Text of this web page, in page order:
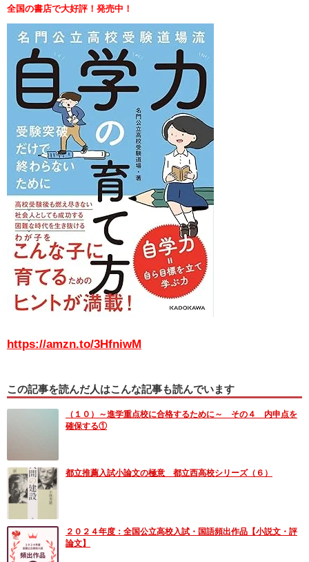
全国の書店で大好評！発売中！
https://amzn.to/3HfniwM
この記事を読んだ人はこんな記事も読んでいます
（１０）～進学重点校に合格するために～ その４ 内申点を
確保する①
都立推薦入試小論文の極意 都立西高校シリーズ（６）
２０２４年度：全国公立高校入試・国語頻出作品【小説文・評
論文】